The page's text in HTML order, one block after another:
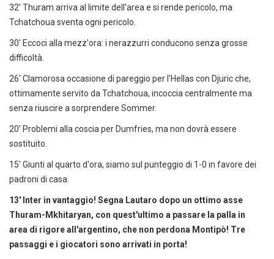
32' Thuram arriva al limite dell'area e si rende pericolo, ma
Tchatchoua sventa ogni pericolo.
30' Eccoci alla mezz'ora: i nerazzurri conducono senza grosse
difficoltà.
26' Clamorosa occasione di pareggio per l'Hellas con Djuric che,
ottimamente servito da Tchatchoua, incoccia centralmente ma
senza riuscire a sorprendere Sommer.
20' Problemi alla coscia per Dumfries, ma non dovrà essere
sostituito.
15' Giunti al quarto d'ora, siamo sul punteggio di 1-0 in favore dei
padroni di casa.
13' Inter in vantaggio! Segna Lautaro dopo un ottimo asse
Thuram-Mkhitaryan, con quest'ultimo a passare la palla in
area di rigore all'argentino, che non perdona Montipò! Tre
passaggi e i giocatori sono arrivati in porta!